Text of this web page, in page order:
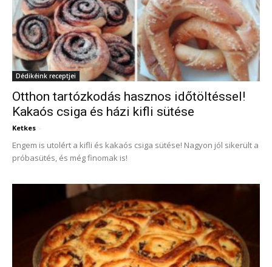
Dédikéink receptjei
Otthon tartózkodás hasznos időtöltéssel!
Kakaós csiga és házi kifli sütése
Ketkes -
Engem is utolért a kifli és kakaós csiga sütése! Nagyon jól sikerült a
próbasütés, és még finomak is!